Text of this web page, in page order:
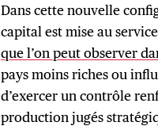
Dans cette nouvelle
capital est mise au
que l’on peut observer
pays moins riches ou
d’exercer un contrôle
production jugés